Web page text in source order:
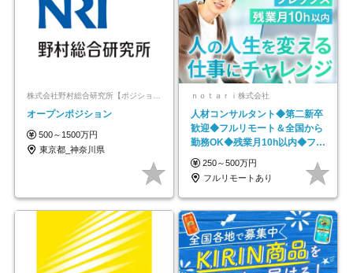
オープンポジション
500～1500万円
東京都_神奈川県
ｎｏｔａｒｉ株式会社
人材コンサルタント◆第二新卒
歓迎◆フルリモート＆全国から
勤務OK◆残業月10h以内◆フレ
ックス制
250～500万円
フルリモートあり